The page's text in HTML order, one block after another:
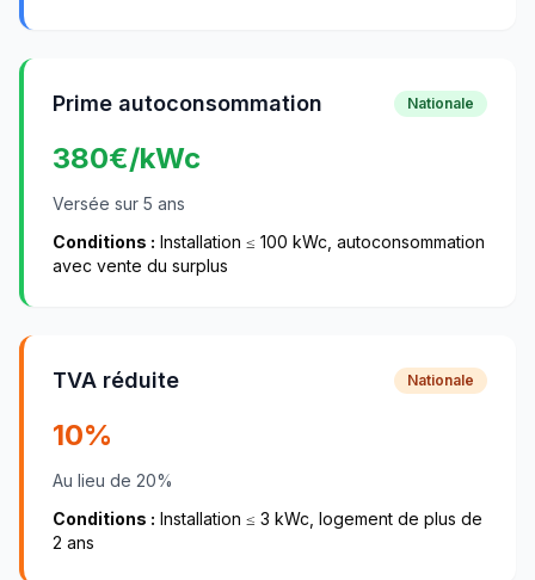
Prime autoconsommation Nationale
380€/kWc
Versée sur 5 ans
Conditions : Installation ≤ 100 kWc, autoconsommation
avec vente du surplus
TVA réduite Nationale
10%
Au lieu de 20%
Conditions : Installation ≤ 3 kWc, logement de plus de
2 ans